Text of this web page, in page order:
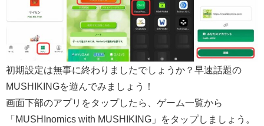
初期設定は無事に終わりましたでしょうか？早速話題の
MUSHIKINGを遊んでみましょう！
画面下部のアプリをタップしたら、ゲーム一覧から
「MUSHInomics with MUSHIKING」をタップしましょう。